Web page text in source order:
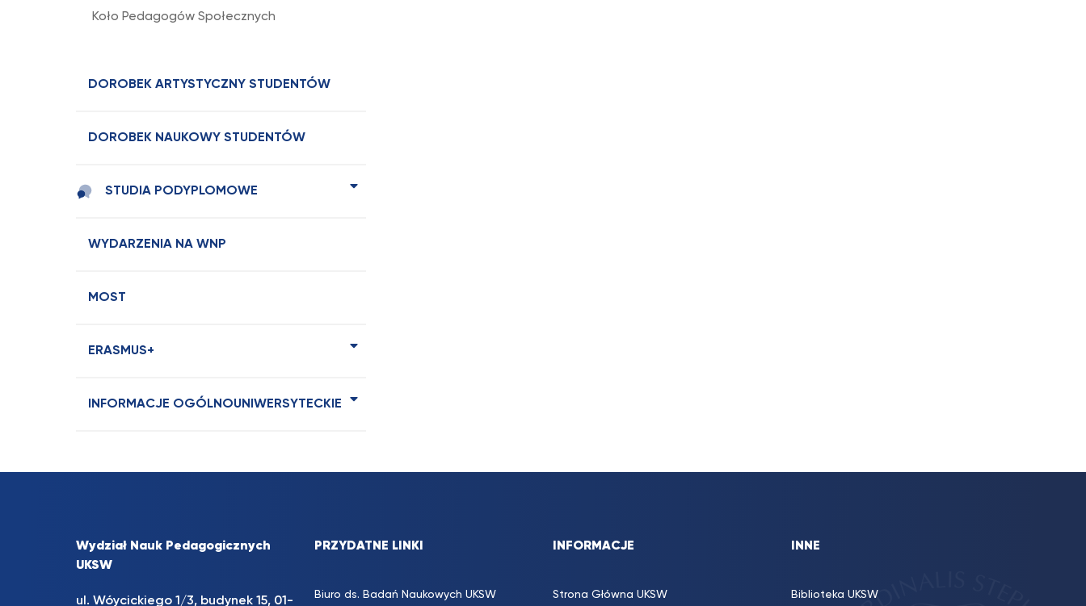
Koło Pedagogów Społecznych
DOROBEK ARTYSTYCZNY STUDENTÓW
DOROBEK NAUKOWY STUDENTÓW
STUDIA PODYPLOMOWE
WYDARZENIA NA WNP
MOST
ERASMUS+
INFORMACJE OGÓLNOUNIWERSYTECKIE
Wydział Nauk Pedagogicznych
UKSW
ul. Wóycickiego 1/3, budynek 15, 01-
PRZYDATNE LINKI
Biuro ds. Badań Naukowych UKSW
INFORMACJE
Strona Główna UKSW
INNE
Biblioteka UKSW